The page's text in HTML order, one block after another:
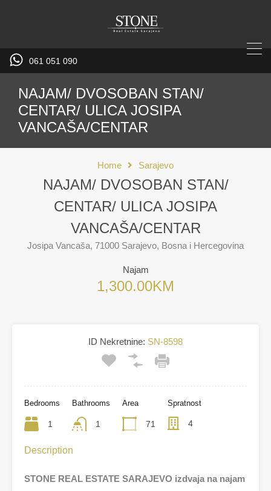
061 051 090
NAJAM/ DVOSOBAN STAN/
CENTAR/ ULICA JOSIPA
VANCAŠA/CENTAR
Home Sarajevo
NAJAM/ DVOSOBAN STAN/
CENTAR/ ULICA JOSIPA
VANCAŠA/CENTAR
Josipa Vancaša, 71000 Sarajevo, Bosna i Hercegovina
Najam
1,300.00KM
ID Nekretnine: SN-8598
Bedrooms
1
Bathrooms
1
Area
71
Spratnost
4
Description
STONE REAL ESTATE SARAJEVO izdvaja na najam